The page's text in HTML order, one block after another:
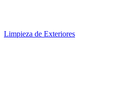
Limpieza de Exteriores